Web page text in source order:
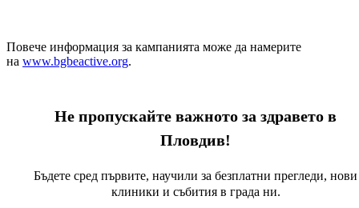
Повече информация за кампанията може да намерите
на www.bgbeactive.org.
Не пропускайте важното за здравето в
Пловдив!
Бъдете сред първите, научили за безплатни прегледи, нови
клиники и събития в града ни.